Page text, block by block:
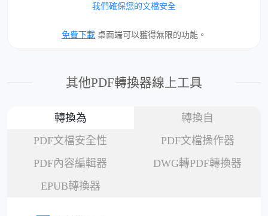
我們確保您的文檔安全
免費下載 桌面端可以獲得無限的功能。
其他PDF轉換器線上工具
轉換為
轉換自
PDF文檔安全性
PDF文檔操作器
PDF內容編輯器
DWG轉PDF轉換器
EPUB轉換器